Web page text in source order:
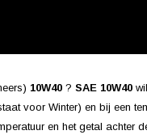
10W40 ?SAE 10W40
voor Winter) en bij een
en het getal achter